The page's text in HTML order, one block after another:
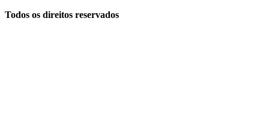
Todos os direitos reservados